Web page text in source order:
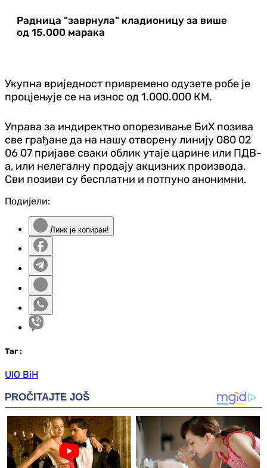
Радница "заврнула" кладионицу за више
од 15.000 марака
Укупна вриједност привремено одузете робе је
процјењује се на износ од 1.000.000 КМ.
Управа за индиректно опорезивање БиХ позива
све грађане да на нашу отворену линију 080 02
06 07 пријаве сваки облик утаје царине или ПДВ-
а, или нелегалну продају акцизних производа.
Сви позиви су бесплатни и потпуно анонимни.
Подијели:
Линк је копиран!
Таг :
UIO BiH